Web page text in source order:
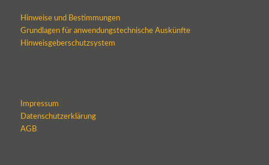
Hinweise und Bestimmungen
Grundlagen für anwendungstechnische Auskünfte
Hinweisgeberschutzsystem
Impressum
Datenschutzerklärung
AGB